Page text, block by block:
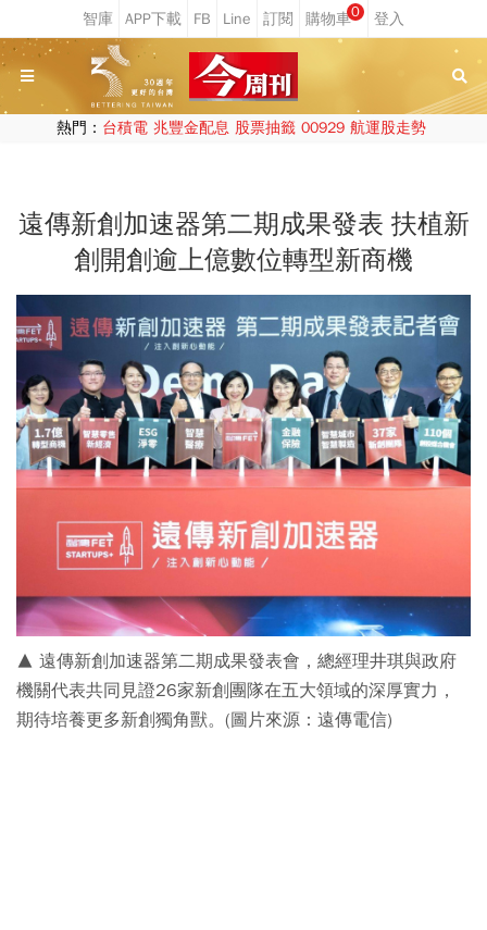
0
熱門： 台積電 兆豐金配息 股票抽籤 00929 航運股走勢
遠傳新創加速器第二期成果發表 扶植新
創開創逾上億數位轉型新商機
▲ 遠傳新創加速器第二期成果發表會，總經理井琪與政府
機關代表共同見證26家新創團隊在五大領域的深厚實力，
期待培養更多新創獨角獸。(圖片來源：遠傳電信)